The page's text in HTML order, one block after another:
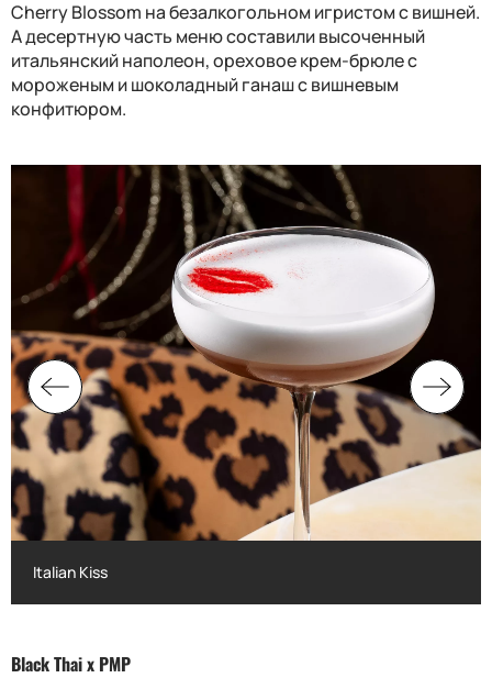
Cherry Blossom на безалкогольном игристом с вишней.
А десертную часть меню составили высоченный
итальянский наполеон, ореховое крем-брюле с
мороженым и шоколадный ганаш с вишневым
конфитюром.
Italian Kiss
Black Thai x PMP